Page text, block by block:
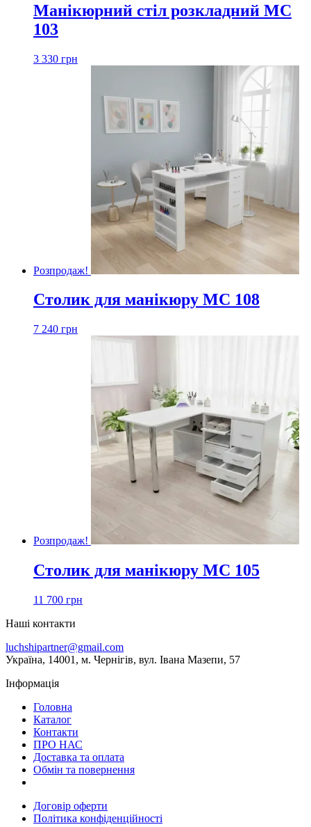
Манікюрний стіл розкладний МС
103
3 330 грн
Розпродаж!
Столик для манікюру МС 108
7 240 грн
Розпродаж!
Столик для манікюру МС 105
11 700 грн
Наші контакти
luchshipartner@gmail.com
Українa, 14001, м. Чернігів, вул. Івана Мазепи, 57
Інформація
Головна
Каталог
Контакти
ПРО НАС
Доставка та оплата
Обмін та повернення
Договір оферти
Політика конфіденційності